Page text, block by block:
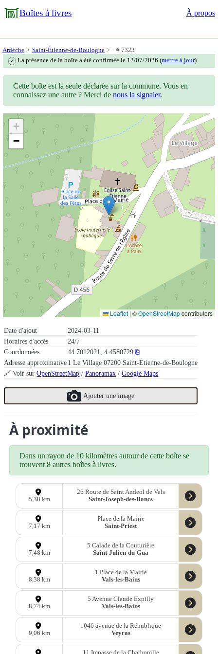
Boîtes à livres À propos
Ardèche Saint-Étienne-de-Boulogne # 7323
✓ La présence de la boîte a été confirmée le 12/07/2026 (mettre à jour).
Date d'ajout
2024-03-11
Horaires d'accès
24/7
Coordonnées
44.7012021, 4.4580729 ⎘
Adresse approximative1 Le Village 07200 Saint-Étienne-de-Boulogne
🔗 Voir surOpenStreetMap /Panoramax /Google Maps
Ajouter une image
Cette boîte est la seule déclarée sur la commune. Vous en
connaissez une autre ? Merci denous la signaler.
+
−
Leaflet | ©OpenStreetMapcontributors
À proximité
Dans un rayon de 10 kilomètres autour de cette boîte se
trouvent 8 autres boîtes à livres.
5,38 km
26 Route de Saint Andeol de Vals
Saint-Joseph-des-Bancs
7,17 km
Place de la Mairie
Saint-Priest
7,48 km
5 Calade de la Couturière
Saint-Julien-du-Gua
8,38 km
1 Place de la Mairie
Vals-les-Bains
8,74 km
5 Avenue Claude Expilly
Vals-les-Bains
9,06 km
1046 avenue de la République
Veyras
11 Impasse de la Charbonille